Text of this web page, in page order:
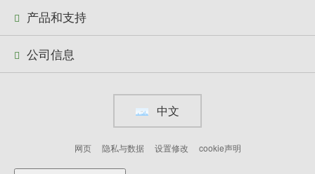
产品和支持
公司信息
中文
网页 隐私与数据 设置修改 cookie声明